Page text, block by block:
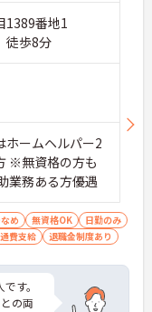
1389番地1
徒歩8分
ームヘルパー2
※無資格の方も
業務ある方優遇
め 無資格OK
日勤のみ
費支給 退職金制度あり
す。
の両